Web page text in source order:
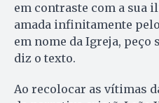
em contraste com a sua
amada infinitamente
em nome da Igreja, peço
diz o texto.
Ao recolocar as vítimas